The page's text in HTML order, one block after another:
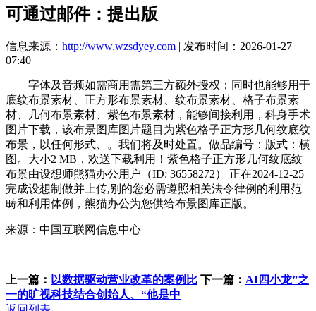
可通过邮件：提出版
信息来源： http://www.wzsdyey.com | 发布时间：2026-01-27
07:40
字体及音频如需商用需第三方额外授权；同时也能够用于
底纹布景素材、正方形布景素材、纹布景素材、格子布景素
材、几何布景素材、紫色布景素材，能够间接利用，科身手术
图片下载，该布景图库图片题目为紫色格子正方形几何纹底纹
布景，以任何形式、。我们将及时处置。做品编号：版式：横
图。大小2 MB，欢送下载利用！紫色格子正方形几何纹底纹
布景由设想师熊猫办公用户（ID: 36558272） 正在2024-12-25
完成设想制做并上传,别的您必需遵照相关法令律例的利用范
畴和利用体例，熊猫办公为您供给布景图库正版。
来源：中国互联网信息中心
上一篇： 以数据驱动营业改革的案例比 下一篇： AI四小龙”之
一的旷视科技结合创始人、“他是中